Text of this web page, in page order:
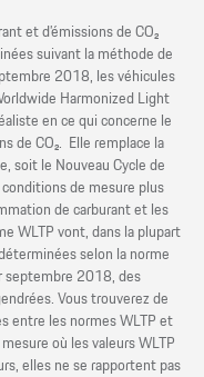
et d’émissions de CO₂
suivant la méthode de
2018, les véhicules
Harmonized Light
en ce qui concerne le
de CO₂. Elle remplace la
soit le Nouveau Cycle de
de mesure plus
de carburant et les
WLTP vont, dans la plupart
selon la norme
septembre 2018, des
Vous trouverez de
entre les normes WLTP et
où les valeurs WLTP
elles ne se rapportent pas